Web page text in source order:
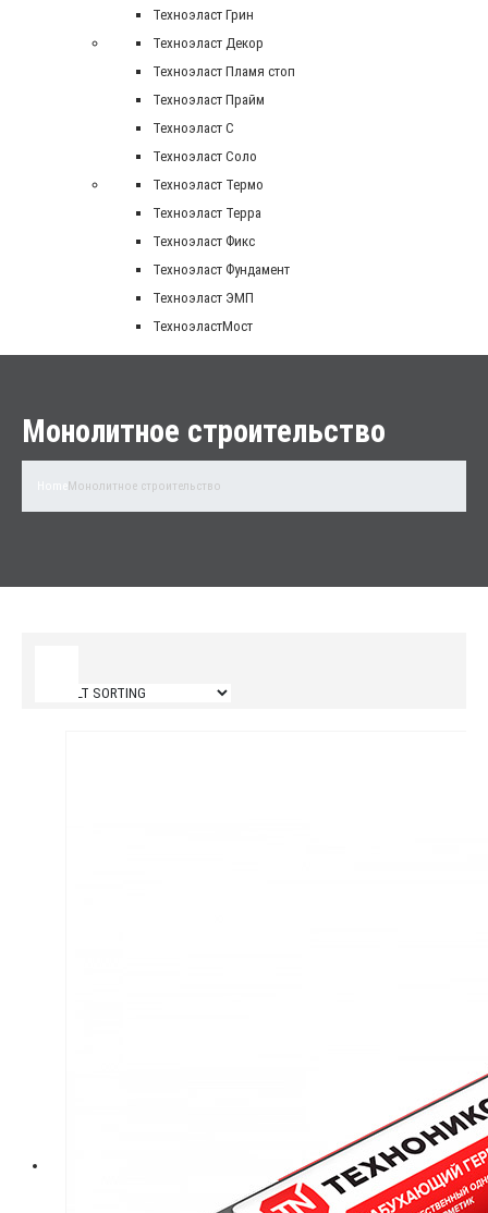
Техноэласт Грин
Техноэласт Декор
Техноэласт Пламя стоп
Техноэласт Прайм
Техноэласт С
Техноэласт Соло
Техноэласт Термо
Техноэласт Терра
Техноэласт Фикс
Техноэласт Фундамент
Техноэласт ЭМП
ТехноэластМост
Монолитное строительство
Монолитное строительство